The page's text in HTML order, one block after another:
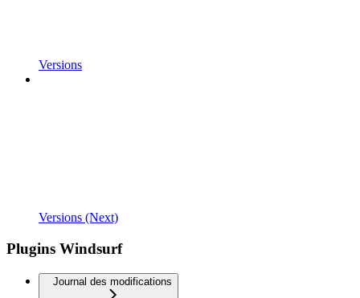
Versions
Versions (Next)
Plugins Windsurf
Journal des modifications